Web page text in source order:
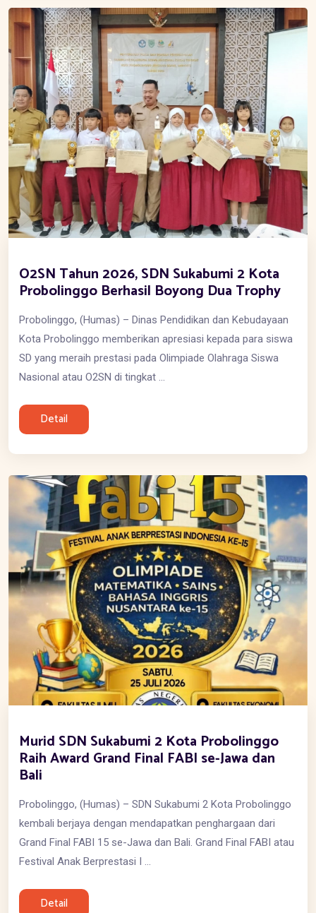
O2SN Tahun 2026, SDN Sukabumi 2 Kota
Probolinggo Berhasil Boyong Dua Trophy
Probolinggo, (Humas) – Dinas Pendidikan dan Kebudayaan
Kota Probolinggo memberikan apresiasi kepada para siswa
SD yang meraih prestasi pada Olimpiade Olahraga Siswa
Nasional atau O2SN di tingkat ...
Detail
Murid SDN Sukabumi 2 Kota Probolinggo
Raih Award Grand Final FABI se-Jawa dan
Bali
Probolinggo, (Humas) – SDN Sukabumi 2 Kota Probolinggo
kembali berjaya dengan mendapatkan penghargaan dari
Grand Final FABI 15 se-Jawa dan Bali. Grand Final FABI atau
Festival Anak Berprestasi I ...
Detail